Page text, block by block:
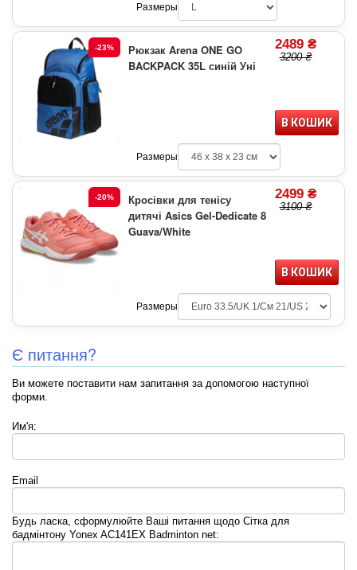
Размеры
-23%
Рюкзак Arena ONE GO
BACKPACK 35L синій Уні
2489 ₴
3200 ₴
В КОШИК
Размеры
-20%
Кросівки для тенісу
дитячі Asics Gel-Dedicate 8
Guava/White
2499 ₴
3100 ₴
В КОШИК
Размеры
Є питання?
Ви можете поставити нам запитання за допомогою наступної
форми.
Им'я:
Email
Будь ласка, сформулюйте Ваші питання щодо Сітка для
бадмінтону Yonex AC141EX Badminton net: